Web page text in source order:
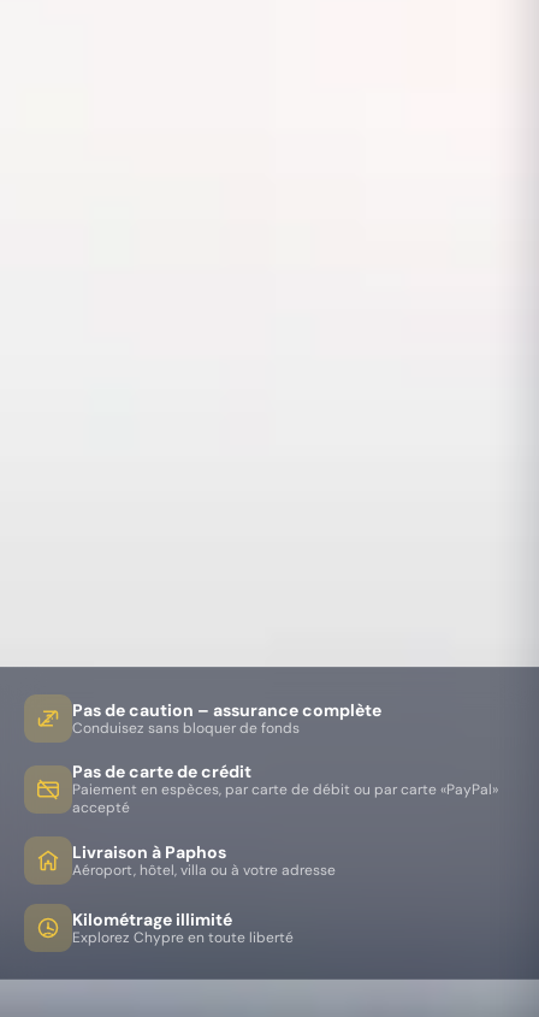
Pas de caution – assurance complète
Conduisez sans bloquer de fonds
Pas de carte de crédit
Paiement en espèces, par carte de débit ou par carte «PayPal»
accepté
Livraison à Paphos
Aéroport, hôtel, villa ou à votre adresse
Kilométrage illimité
Explorez Chypre en toute liberté